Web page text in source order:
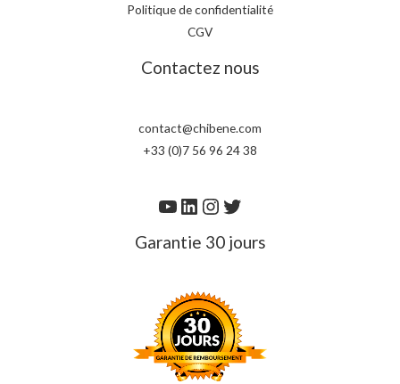
Politique de confidentialité
CGV
Contactez nous
contact@chibene.com
+33 (0)7 56 96 24 38
Garantie 30 jours